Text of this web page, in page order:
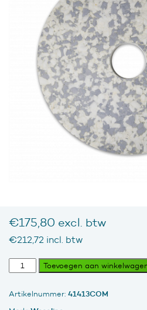
€175,80 excl. btw
€212,72 incl. btw
Combo
Melamine
grijs/wit
13
Toevoegen aan
Artikelnummer: 41413COM